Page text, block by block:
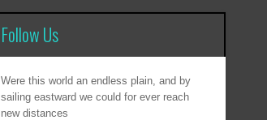
Follow Us
Were this world an endless plain, and by
sailing eastward we could for ever reach
new distances